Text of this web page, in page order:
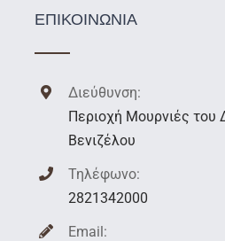
ΕΠΙΚΟΙΝΩΝΙΑ
Διεύθυνση:
Περιοχή Μουρνιές του
Βενιζέλου
Τηλέφωνο:
2821342000
Email: